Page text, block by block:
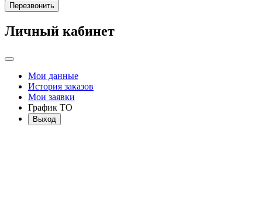
Перезвонить
Личный кабинет
Мои данные
История заказов
Мои заявки
График ТО
Выход